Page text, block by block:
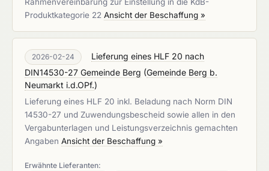
Produktkategorie 22 Ansicht der Beschaffung »
2026-02-24
Lieferung eines HLF 20 nach
DIN14530-27 Gemeinde Berg (Gemeinde Berg b.
Neumarkt i.d.OPf.)
Lieferung eines HLF 20 inkl. Beladung nach Norm DIN
14530-27 und Zuwendungsbescheid sowie allen in den
Vergabunterlagen und Leistungsverzeichnis gemachten
Angaben Ansicht der Beschaffung »
Erwähnte Lieferanten: